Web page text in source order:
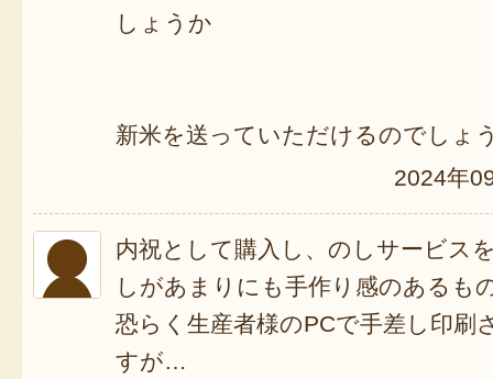
しょうか
新米を送っていただけるのでしょ
2024年
内祝として購入し、のしサービス
しがあまりにも手作り感のあるも
恐らく生産者様のPCで手差し印刷
すが…